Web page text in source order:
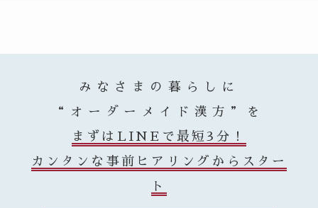
みなさまの暮らしに
“オーダーメイド漢方”を
まずはLINEで最短3分！
カンタンな事前ヒアリングからスター
ト